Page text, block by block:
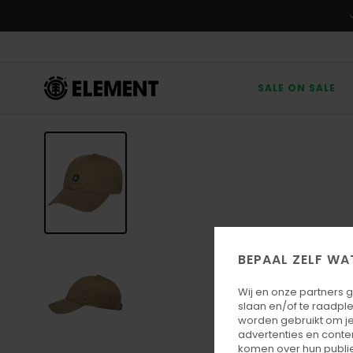
Productinformatie
SALE ON SALE
BEPAAL ZELF
Wij en onze partners
slaan en/of te
worden gebruikt om
advertenties en
komen over hun